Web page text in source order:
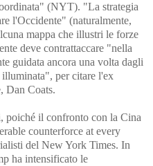
(NYT). "La strategia
l'Occidente" (naturalmente,
mappa che illustri le forze
deve contrattaccare "nella
guidata ancora una volta dagli
per citare l'ex
Dan Coats.
poiché il confronto con la Cina
counterforce at every
del New York Times. In
ha intensificato le